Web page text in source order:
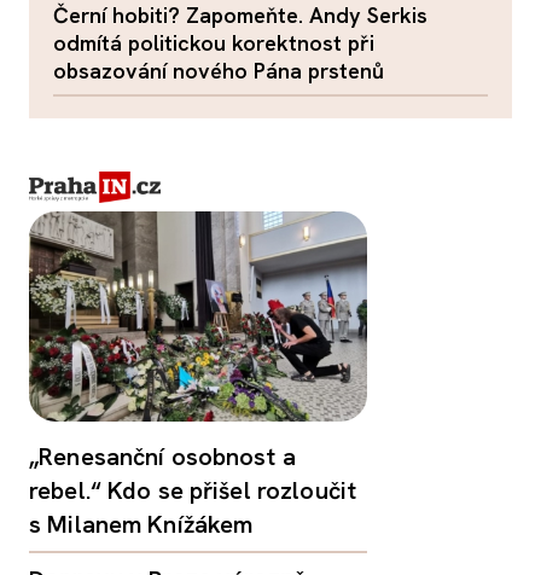
Černí hobiti? Zapomeňte. Andy Serkis
odmítá politickou korektnost při
obsazování nového Pána prstenů
„Renesanční osobnost a
rebel.“ Kdo se přišel rozloučit
s Milanem Knížákem